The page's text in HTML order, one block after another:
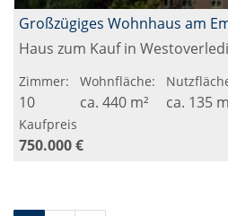
Haus zum Kauf in
Zimmer:
10
Wohnfläche:
ca. 440 m² ca. 135
Kaufpreis
750.000 €